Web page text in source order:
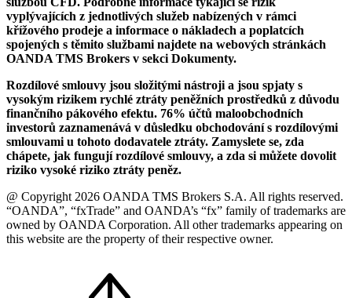
vyplývajících z jednotlivých služeb nabízených v rámci
křížového prodeje a informace o nákladech a poplatcích
spojených s těmito službami najdete na webových stránkách
OANDA TMS Brokers v sekci Dokumenty.
Rozdílové smlouvy jsou složitými nástroji a jsou spjaty s
vysokým rizikem rychlé ztráty peněžních prostředků z důvodu
finančního pákového efektu. 76% účtů maloobchodních
investorů zaznamenává v důsledku obchodování s rozdílovými
smlouvami u tohoto dodavatele ztráty. Zamyslete se, zda
chápete, jak fungují rozdílové smlouvy, a zda si můžete dovolit
riziko vysoké riziko ztráty peněz.
@ Copyright 2026 OANDA TMS Brokers S.A. All rights reserved.
“OANDA”, “fxTrade” and OANDA’s “fx” family of trademarks are
owned by OANDA Corporation. All other trademarks appearing on
this website are the property of their respective owner.